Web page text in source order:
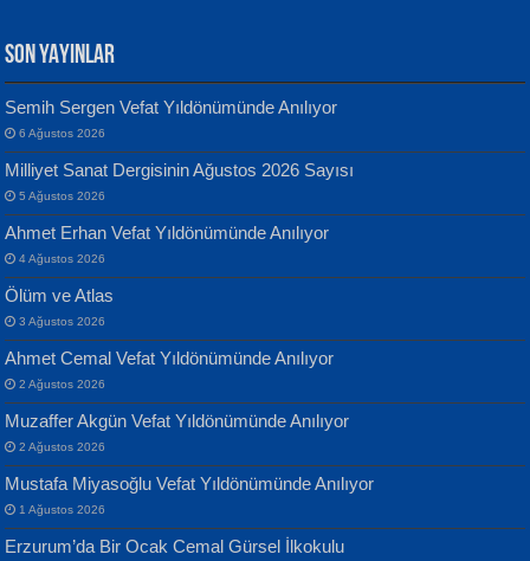
MUSTAFA KELOĞLU
Yarına İz Bırakmak...
ATİLLA ÖZEN
Sultan Olmadan Önce Eyüp...
Yılmaz Ekinci
Geceye Söylenen...
Banu Sancak
Defterimden İçeri...
SON YAYINLAR
Semih Sergen Vefat Yıldönümünde Anılıyor
6 Ağustos 2026
Milliyet Sanat Dergisinin Ağustos 2026 Sayısı
5 Ağustos 2026
Ahmet Erhan Vefat Yıldönümünde Anılıyor
4 Ağustos 2026
Ölüm ve Atlas
3 Ağustos 2026
Ahmet Cemal Vefat Yıldönümünde Anılıyor
2 Ağustos 2026
Muzaffer Akgün Vefat Yıldönümünde Anılıyor
2 Ağustos 2026
Mustafa Miyasoğlu Vefat Yıldönümünde Anılıyor
1 Ağustos 2026
Erzurum’da Bir Ocak Cemal Gürsel İlkokulu